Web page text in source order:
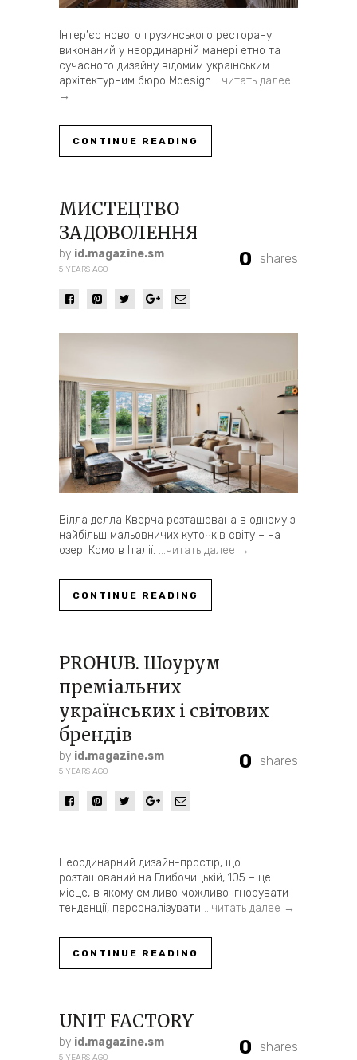
Інтер’єр нового грузинського ресторану
виконаний у неординарній манері етно та
сучасного дизайну відомим українським
архітектурним бюро Mdesign …читать далее
→
CONTINUE READING
МИСТЕЦТВО
ЗАДОВОЛЕННЯ
by id.magazine.sm
5 YEARS AGO 0 shares
Вілла делла Кверча розташована в одному з
найбільш мальовничих куточків світу – на
озері Комо в Італії. …читать далее →
CONTINUE READING
PROHUB. Шоурум
преміальних
українських і світових
брендів
by id.magazine.sm
5 YEARS AGO 0 shares
Неординарний дизайн-простір, що
розташований на Глибочицькій, 105 – це
місце, в якому сміливо можливо ігнорувати
тенденції, персоналізувати …читать далее →
CONTINUE READING
UNIT FACTORY
by id.magazine.sm
5 YEARS AGO 0 shares